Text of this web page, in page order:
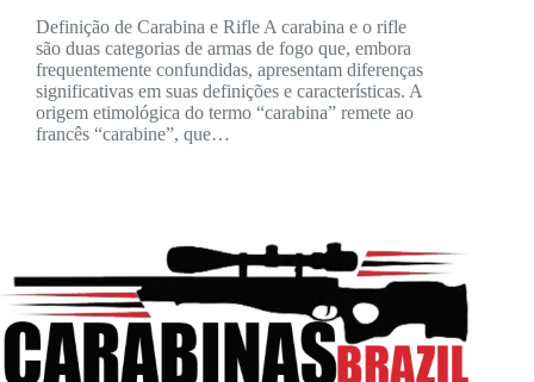
Definição de Carabina e Rifle A carabina e o rifle
são duas categorias de armas de fogo que, embora
frequentemente confundidas, apresentam diferenças
significativas em suas definições e características. A
origem etimológica do termo “carabina” remete ao
francês “carabine”, que…